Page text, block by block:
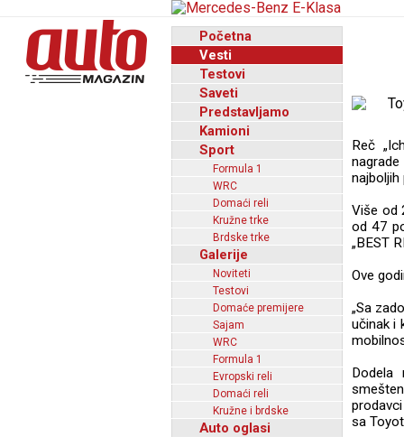
Početna
Vesti
Testovi
Saveti
Predstavljamo
Kamioni
Sport
Formula 1
WRC
Domaći reli
Kružne trke
Brdske trke
Galerije
Noviteti
Testovi
Domaće premijere
Sajam
WRC
Formula 1
Evropski reli
Domaći reli
Kružne i brdske
Auto oglasi
Reč
najboljih
Više od
od 47
„BEST
Ove
„Sa
učinak i
Dodela
sa